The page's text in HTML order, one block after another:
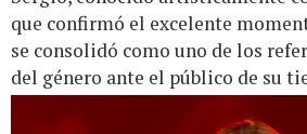
que confirmó el excelente
se consolidó como uno de los
del género ante el público de su